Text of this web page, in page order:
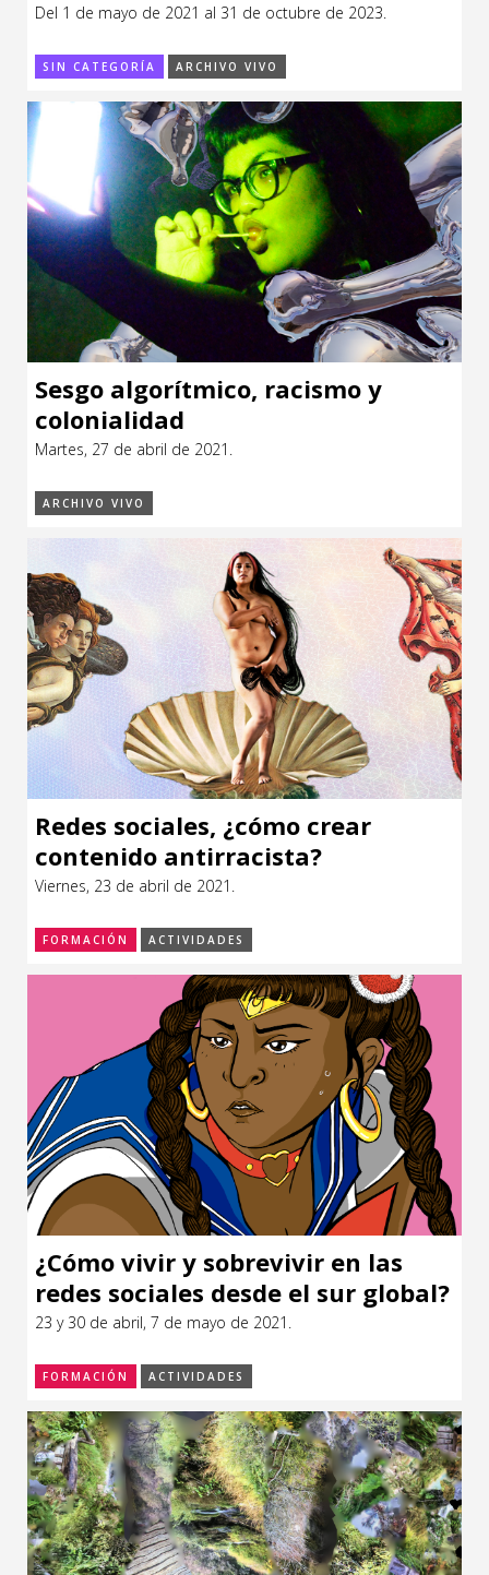
Del 1 de mayo de 2021 al 31 de octubre de 2023.
SIN CATEGORÍA ARCHIVO VIVO
Sesgo algorítmico, racismo y
colonialidad
Martes, 27 de abril de 2021.
ARCHIVO VIVO
Redes sociales, ¿cómo crear
contenido antirracista?
Viernes, 23 de abril de 2021.
FORMACIÓN ACTIVIDADES
¿Cómo vivir y sobrevivir en las
redes sociales desde el sur global?
23 y 30 de abril, 7 de mayo de 2021.
FORMACIÓN ACTIVIDADES